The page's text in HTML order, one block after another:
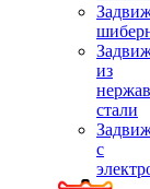
из
стали
с